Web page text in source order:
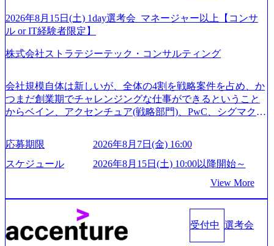
だいたご応募者様については、1dayではなく通常選考での
ご案内とさせていただきます ● 面接(1次・最終を一度の面
についてご連絡させていただきます。 ● 一日で最終面接ま
合、後日面接や面談のお時間をいただく場合がございます
● 面接、条件面談それぞれ最大1時間を想定しております ・
実施前日までに日程およびURLを共有させていただきます
・面接および条件面談ともに、どの時間開始となってもご
ますと幸いです ※1day選考会のご参加希望の方は、事前に
GAB試験を受検いただきます(受験期限は1day選考会実施日
の3日前まで)。 ※ただし、30代以上のコンサルファーム経
験3年以上の方はGAB受検免除、書類選考のみ。 書類選考
通過後に、GAB試験に合格している方へ1day選考会当日の
ご案内をさせていただきます。 急速なグローバル化により
既存事業では成長戦略を描く事が困難になった大手企業を
サポートするため、新規事業立案や既存事業のトランスフ
2026年8月15日(土) 1day選考会_マネージャー以上【コンサ
ル or IT経験者限定】
株式会社ストラテジーテック・コンサルティング
会社規模自体は新しいが、全体の4割を戦略案件を占め、か
つまだ創業期でチャレンジングな仕事ができるということ
からベイン、アクセンチュア(戦略部門)、PwC、シグマクシ
が続々ジョインするピュアな戦略を伸ばす新興ファーム。
事業会社機能へ携われる可能性※SaaSプロダクト、地方創
生、メディアなど リモート比率99%、福岡や北海道在中者
業、通信業界に強みがあり、ヘルスケアな業界は広げてい
く予定 インセンティブ支給という他社にはない制度 ワンプ
ール制を敷く、柔軟な組織 2026年8月15日(土) 10:00以降開
始～ 2026年8月7日(金) 16:00 ※枠が限られておりますので、
ご応募いただいてもご対応できない可能性がございます ※
応募期限
2026年8月7日(金) 16:00
スケジュール
2026年8月15日(土) 10:00以降開始～
View More
受付中 選考会